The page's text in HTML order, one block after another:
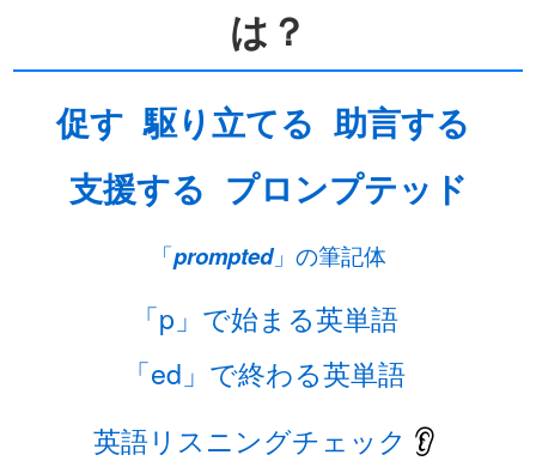
は？
促す 駆り立てる 助言する
支援する プロンプテッド
「prompted」の筆記体
「p」で始まる英単語
「ed」で終わる英単語
英語リスニングチェック 👂